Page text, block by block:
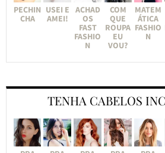
PECHIN
CHA
USEI E
AMEI!
ACHAD
OS
FAST
FASHIO
N
COM
QUE
ROUPA
EU
VOU?
MATEM
ÁTICA
FASHIO
N
TENHA CABELOS